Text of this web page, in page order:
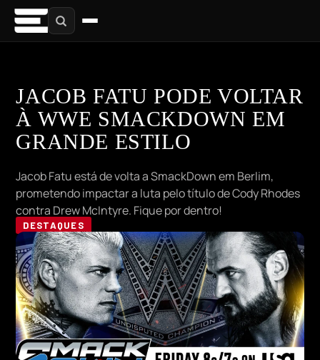
JACOB FATU PODE VOLTAR
À WWE SMACKDOWN EM
GRANDE ESTILO
Jacob Fatu está de volta a SmackDown em Berlim,
prometendo impactar a luta pelo título de Cody Rhodes
contra Drew McIntyre. Fique por dentro!
DESTAQUES